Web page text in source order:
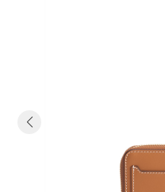
Previous